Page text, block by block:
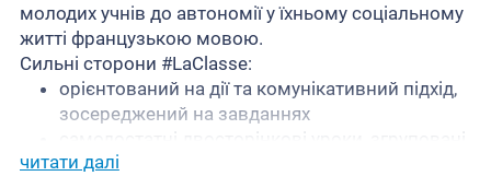
молодих учнів до автономії у їхньому соціальному
житті французькою мовою.
Сильні сторони #LaClasse:
орієнтований на дії та комунікативний підхід,
зосереджений на завданнях
в блоки дій
читати далі